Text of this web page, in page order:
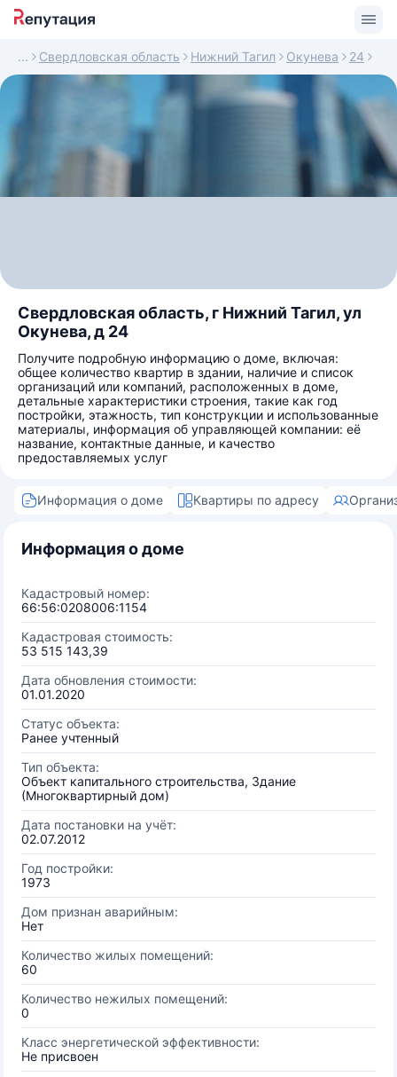
Свердловская область Нижний Тагил Окунева 24
Свердловская область, г Нижний Тагил, ул
Окунева, д 24
Получите подробную информацию о доме, включая:
общее количество квартир в здании, наличие и список
организаций или компаний, расположенных в доме,
детальные характеристики строения, такие как год
постройки, этажность, тип конструкции и использованные
материалы, информация об управляющей компании: её
название, контактные данные, и качество
предоставляемых услуг
Информация о доме Квартиры по адресу
Информация о доме
Кадастровый номер:
66:56:0208006:1154
Кадастровая стоимость:
53 515 143,39
Дата обновления стоимости:
01.01.2020
Статус объекта:
Ранее учтенный
Тип объекта:
Объект капитального строительства, Здание
(Многоквартирный дом)
Дата постановки на учёт:
02.07.2012
Год постройки:
1973
Дом признан аварийным:
Нет
Количество жилых помещений:
60
Количество нежилых помещений:
0
Класс энергетической эффективности:
Не присвоен